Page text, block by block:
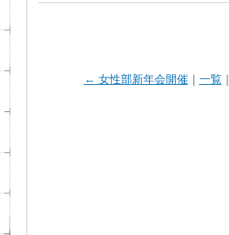
← 女性部新年会開催｜ 一覧｜